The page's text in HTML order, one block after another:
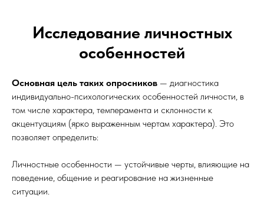
Исследование личностных
особенностей
Основная цель таких опросников — диагностика
индивидуально-психологических особенностей личности, в
том числе характера, темперамента и склонности к
акцентуациям (ярко выраженным чертам характера). Это
позволяет определить:
Личностные особенности — устойчивые черты, влияющие на
поведение, общение и реагирование на жизненные
ситуации.